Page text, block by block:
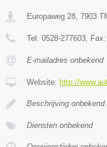
Europaweg 28, 7903
Tel: 0528-277603, Fax:
E-mailadres onbekend
Website: http://
Beschrijving onbekend
Diensten onbekend